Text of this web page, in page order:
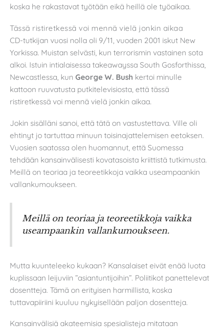
koska he rakastavat työtään eikä heillä ole työaikaa.
Tässä ristiretkessä voi mennä vielä jonkin aikaa
CD-tutkijan vuosi nolla oli 9/11, vuoden 2001 iskut New
Yorkissa. Muistan selvästi, kun terrorismin vastainen sota
alkoi. Istuin intialaisessa takeawayssa South Gosforthissa,
Newcastlessa, kun George W. Bush kertoi minulle
kattoon ruuvatusta putkitelevisiosta, että tässä
ristiretkessä voi mennä vielä jonkin aikaa.
Jokin sisälläni sanoi, että tätä on vastustettava. Ville oli
ehtinyt jo tartuttaa minuun toisinajattelemisen eetoksen.
Vuosien saatossa olen huomannut, että Suomessa
tehdään kansainvälisesti kovatasoista kriittistä tutkimusta.
Meillä on teoriaa ja teoreetikkoja vaikka useampaankin
vallankumoukseen.
Meillä on teoriaa ja teoreetikkoja vaikka
useampaankin vallankumoukseen.
Mutta kuunteleeko kukaan? Kansalaiset eivät enää luota
kuplissaan leijuviin ”asiantuntijoihin”. Poliitikot panettelevat
dosentteja. Tämä on erityisen harmillista, koska
tuttavapiiriini kuuluu nykyisellään paljon dosentteja.
Kansainvälisiä akateemisia spesialisteja mitataan